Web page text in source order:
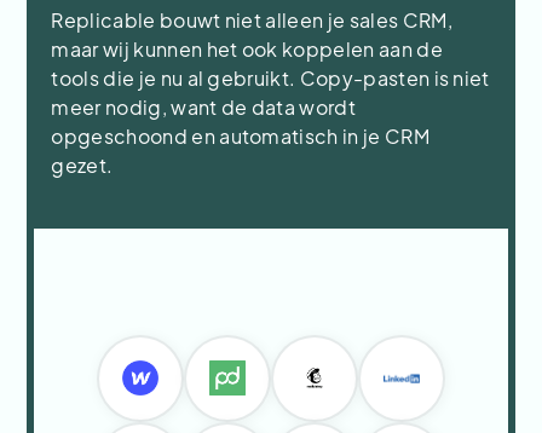
Replicable bouwt niet alleen je sales CRM,
maar wij kunnen het ook koppelen aan de
tools die je nu al gebruikt. Copy-pasten is niet
meer nodig, want de data wordt
opgeschoond en automatisch in je CRM
gezet.